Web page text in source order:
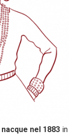
nacque nel 1883 in